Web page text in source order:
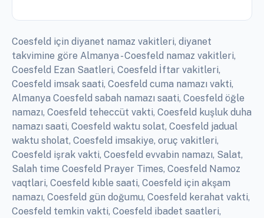
Coesfeld için diyanet namaz vakitleri, diyanet
takvimine göre Almanya - Coesfeld namaz vakitleri,
Coesfeld Ezan Saatleri, Coesfeld İftar vakitleri,
Coesfeld imsak saati, Coesfeld cuma namazı vakti,
Almanya Coesfeld sabah namazı saati, Coesfeld öğle
namazı, Coesfeld teheccüt vakti, Coesfeld kuşluk duha
namazı saati, Coesfeld waktu solat, Coesfeld jadual
waktu sholat, Coesfeld imsakiye, oruç vakitleri,
Coesfeld işrak vakti, Coesfeld evvabin namazı, Salat,
Salah time Coesfeld Prayer Times, Coesfeld Namoz
vaqtlari, Coesfeld kıble saati, Coesfeld için akşam
namazı, Coesfeld gün doğumu, Coesfeld kerahat vakti,
Coesfeld temkin vakti, Coesfeld ibadet saatleri,